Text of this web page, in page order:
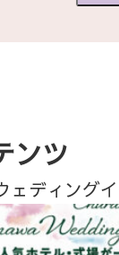
ンツ
ェディング